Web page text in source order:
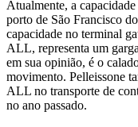
Atualmente, a
porto de São Francisco
capacidade no terminal
ALL, representa um
em sua opinião, é o
movimento. Pelleissone
ALL no transporte de
no ano passado.